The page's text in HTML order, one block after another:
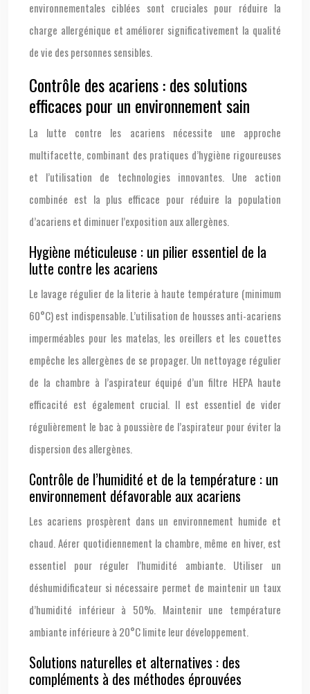
environnementales ciblées sont cruciales pour réduire la
charge allergénique et améliorer significativement la qualité
de vie des personnes sensibles.
Contrôle des acariens : des solutions
efficaces pour un environnement sain
La lutte contre les acariens nécessite une approche
multifacette, combinant des pratiques d’hygiène rigoureuses
et l’utilisation de technologies innovantes. Une action
combinée est la plus efficace pour réduire la population
d’acariens et diminuer l’exposition aux allergènes.
Hygiène méticuleuse : un pilier essentiel de la
lutte contre les acariens
Le lavage régulier de la literie à haute température (minimum
60°C) est indispensable. L’utilisation de housses anti-acariens
imperméables pour les matelas, les oreillers et les couettes
empêche les allergènes de se propager. Un nettoyage régulier
de la chambre à l’aspirateur équipé d’un filtre HEPA haute
efficacité est également crucial. Il est essentiel de vider
régulièrement le bac à poussière de l’aspirateur pour éviter la
dispersion des allergènes.
Contrôle de l’humidité et de la température : un
environnement défavorable aux acariens
Les acariens prospèrent dans un environnement humide et
chaud. Aérer quotidiennement la chambre, même en hiver, est
essentiel pour réguler l’humidité ambiante. Utiliser un
déshumidificateur si nécessaire permet de maintenir un taux
d’humidité inférieur à 50%. Maintenir une température
ambiante inférieure à 20°C limite leur développement.
Solutions naturelles et alternatives : des
compléments à des méthodes éprouvées